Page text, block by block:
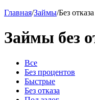
Главная/Займы/Без отказа
Займы без
Все
Без процентов
Быстрые
Без отказа